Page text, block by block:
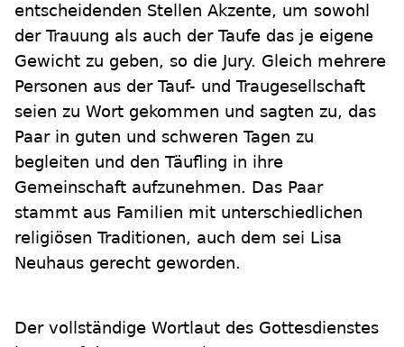
entscheidenden Stellen Akzente, um sowohl
der Trauung als auch der Taufe das je eigene
Gewicht zu geben, so die Jury. Gleich mehrere
Personen aus der Tauf- und Traugesellschaft
seien zu Wort gekommen und sagten zu, das
Paar in guten und schweren Tagen zu
begleiten und den Täufling in ihre
Gemeinschaft aufzunehmen. Das Paar
stammt aus Familien mit unterschiedlichen
religiösen Traditionen, auch dem sei Lisa
Neuhaus gerecht geworden.
Der vollständige Wortlaut des Gottesdienstes